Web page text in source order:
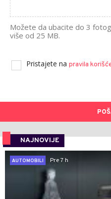
Možete da ubacite do 3
više od 25 MB.
Pristajete na pravila
NAJNOVIJE
AUTOMOBILI
Pre 7 h